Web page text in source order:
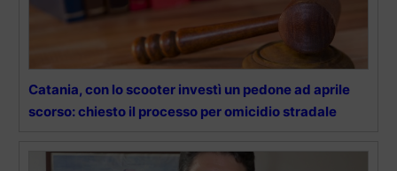
Catania, con lo scooter investì un pedone ad aprile
scorso: chiesto il processo per omicidio stradale